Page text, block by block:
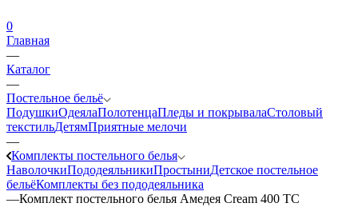
0
Главная
—
Каталог
—
Постельное бельё
ПодушкиОдеялаПолотенцаПледы и покрывалаСтоловый
текстильДетямПриятные мелочи
—
Комплекты постельного белья
НаволочкиПододеяльникиПростыниДетское постельное
бельёКомплекты без пододеяльника
—Комплект постельного белья Амедея Cream 400 ТС